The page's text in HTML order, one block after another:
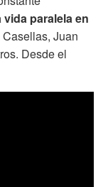
paralela en
Juan
Desde el